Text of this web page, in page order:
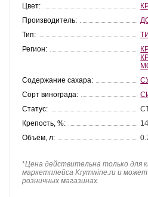
Цвет:
Производитель:
Тип:
Регион:
Содержание сахара:
Сорт винограда:
Статус:
Крепость, %:
14
Объём, л:
*Цена действительна только для
маркетплейса Krymwine.ru и
розничных магазинах.